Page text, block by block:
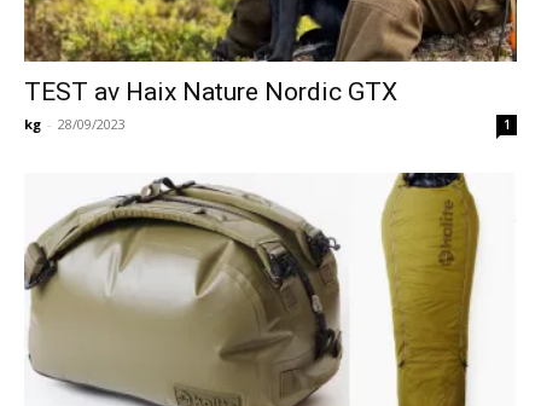
TEST av Haix Nature Nordic GTX
kg - 28/09/2023 1